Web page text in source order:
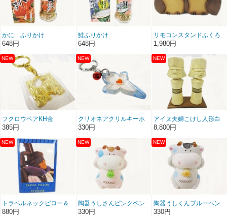
かに ふりかけ
648円
鮭ふりかけ
648円
リモコンスタンドふくろ
うペア
1,980円
フクロウペアKH金
385円
クリオネアクリルキーホ
ルダー
330円
アイヌ夫婦こけし人形白
８号
8,800円
トラベルネックピロー＆
アイマスク
880円
陶器うしさんピンクペン
立て的な
330円
陶器うしくんブルーペン
立て的な
330円